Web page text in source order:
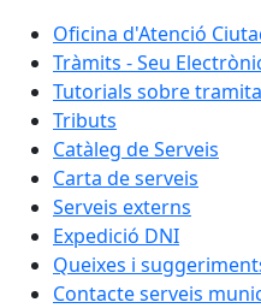
Oficina d'Atenció
Tràmits - Seu
Tutorials sobre
Tributs
Catàleg de Serveis
Carta de serveis
Serveis externs
Expedició DNI
Queixes i
Contacte serveis